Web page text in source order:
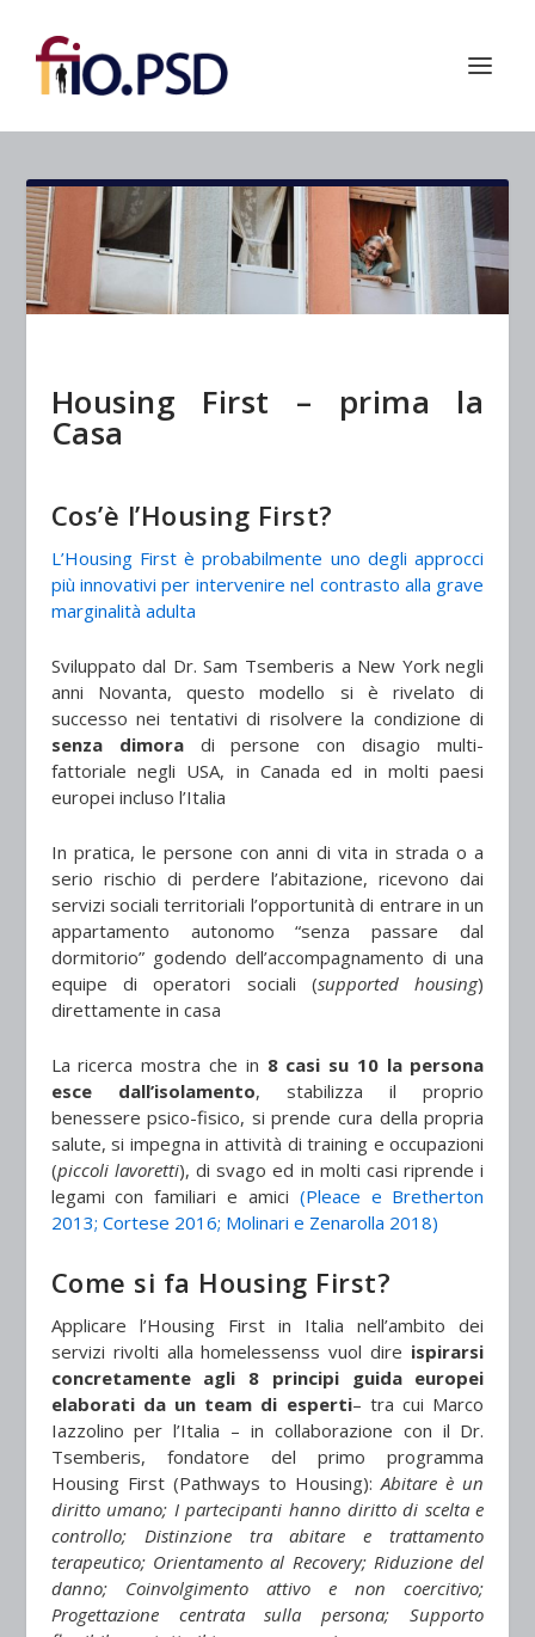
Housing First – prima la
Casa
Cos’è l’Housing First?
L’Housing First è probabilmente uno degli approcci
più innovativi per intervenire nel contrasto alla grave
marginalità adulta
Sviluppato dal Dr. Sam Tsemberis a New York negli
anni Novanta, questo modello si è rivelato di
successo nei tentativi di risolvere la condizione di
senza dimora di persone con disagio multi-
fattoriale negli USA, in Canada ed in molti paesi
europei incluso l’Italia
In pratica, le persone con anni di vita in strada o a
serio rischio di perdere l’abitazione, ricevono dai
servizi sociali territoriali l’opportunità di entrare in un
appartamento autonomo “senza passare dal
dormitorio” godendo dell’accompagnamento di una
equipe di operatori sociali (supported housing)
direttamente in casa
La ricerca mostra che in 8 casi su 10 la persona
esce dall’isolamento, stabilizza il proprio
benessere psico-fisico, si prende cura della propria
salute, si impegna in attività di training e occupazioni
(piccoli lavoretti), di svago ed in molti casi riprende i
legami con familiari e amici (Pleace e Bretherton
2013; Cortese 2016; Molinari e Zenarolla 2018)
Come si fa Housing First?
Applicare l’Housing First in Italia nell’ambito dei
servizi rivolti alla homelessenss vuol dire ispirarsi
concretamente agli 8 principi guida europei
elaborati da un team di esperti– tra cui Marco
Iazzolino per l’Italia – in collaborazione con il Dr.
Tsemberis, fondatore del primo programma
Housing First (Pathways to Housing):Abitare è un
diritto umano; I partecipanti hanno diritto di scelta e
controllo; Distinzione tra abitare e trattamento
terapeutico; Orientamento al Recovery; Riduzione del
danno; Coinvolgimento attivo e non coercitivo;
Progettazione centrata sulla persona; Supporto